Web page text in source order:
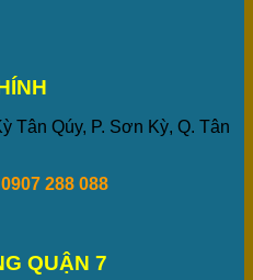
Tân Qúy, P. Sơn Kỳ, Q. Tân
0907 288 088
QUẬN 7